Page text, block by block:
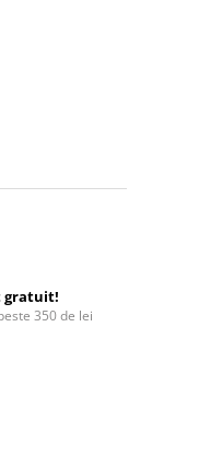
gratuit!
350 de lei